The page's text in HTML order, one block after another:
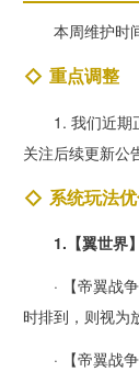
本周维护时
重点调整
1. 我们近期
关注后续更新公
系统玩法
1.【翼世界
· 【帝翼战
时排到，则视为
· 【帝翼战